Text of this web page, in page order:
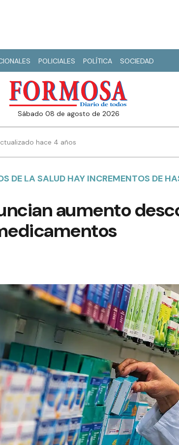
POLICIALES POLÍTICA SOCIEDAD
sábado 08 de agosto de 2026
hace 4 años
DE LA SALUD HAY INCREMENTOS DE
aumento